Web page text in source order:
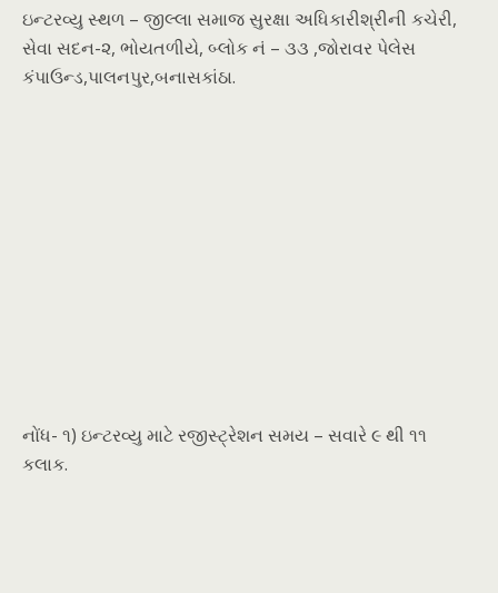
ઇન્ટરવ્યુ સ્થળ – જીલ્લા સમાજ સુરક્ષા અધિકારીશ્રીની કચેરી,
સેવા સદન-૨, ભોયતળીયે, બ્લોક નં – ૩૩ ,જોરાવર પેલેસ
કંપાઉન્ડ,પાલનપુર,બનાસકાંઠા.
નોંધ- ૧) ઇન્ટરવ્યુ માટે રજીસ્ટ્રેશન સમય – સવારે ૯ થી ૧૧
કલાક.